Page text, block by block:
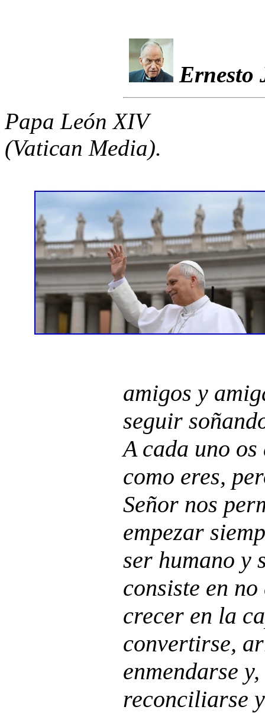
Ernesto
Papa León XIV
(Vatican Media).
amigos y
seguir
A cada uno
como eres,
Señor nos
empezar
ser humano y
consiste en
crecer en la
convertirse,
enmendarse
reconciliarse